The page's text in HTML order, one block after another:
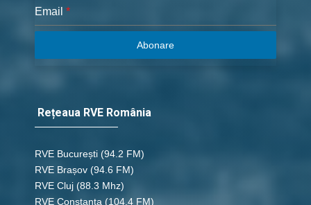
Email *
Abonare
Rețeaua RVE România
RVE București (94.2 FM)
RVE Brașov (94.6 FM)
RVE Cluj (88.3 Mhz)
RVE Constanța (104.4 FM)